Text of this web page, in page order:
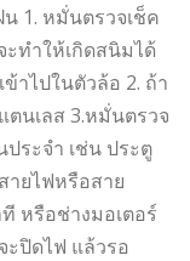
1. หมั่นตรวจเช็ค
ทำให้เกิดสนิมได้
าไปในตัวล้อ 2. ถ้า
ตนเลส 3.หมั่นตรวจ
ระจำ เช่น ประตู
ายไฟหรือสาย
หรือช่างมอเตอร์
ปิดไฟ แล้วรอ